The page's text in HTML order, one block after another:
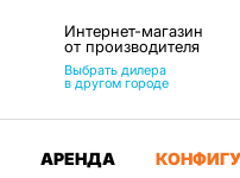
Интернет-магазин
от производителя
Выбрать дилера
в другом городе
АРЕНДА